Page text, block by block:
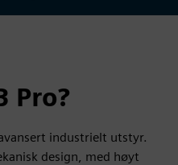
Pro?
industrielt utstyr.
design, med høyt